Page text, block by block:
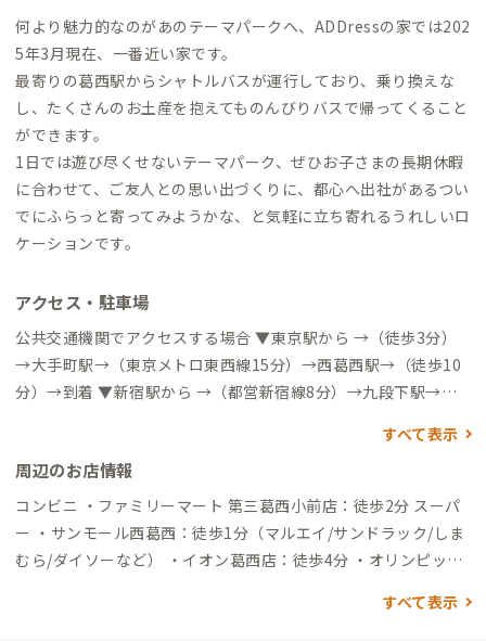
何より魅力的なのがあのテーマパークへ、ADDressの家では202
5年3月現在、一番近い家です。
最寄りの葛西駅からシャトルバスが運行しており、乗り換えな
し、たくさんのお土産を抱えてものんびりバスで帰ってくること
ができます。
1日では遊び尽くせないテーマパーク、ぜひお子さまの長期休暇
に合わせて、ご友人との思い出づくりに、都心へ出社があるつい
でにふらっと寄ってみようかな、と気軽に立ち寄れるうれしいロ
ケーションです。
アクセス・駐車場
公共交通機関でアクセスする場合 ▼東京駅から →（徒歩3分）
→大手町駅→（東京メトロ東西線15分）→西葛西駅→（徒歩10
分）→到着 ▼新宿駅から →（都営新宿線8分）→九段下駅→
亀戸駅から →（バス24分）→宇喜田→（徒歩6分）→到着 ▼羽
田空港から →（リムジンバス30分）→葛西駅→（徒歩20分）→
到着 ▼東京ディズニーランド（舞浜駅）から →（電車3分）→
葛西臨海公園駅→（バス16分）→西葛西駅→（徒歩10分）→到
着 →（バス23分）→葛西駅→（徒歩20分）→到着 車でアクセス
すべて表示
周辺のお店情報
コンビニ ・ファミリーマート 第三葛西小前店：徒歩2分 スーパ
ー ・サンモール西葛西：徒歩1分（マルエイ/サンドラック/しま
むら/ダイソーなど） ・イオン葛西店：徒歩4分 ・オリンピッ
すべて表示